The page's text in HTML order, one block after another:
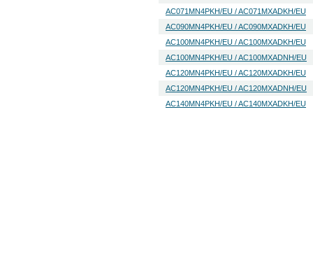
AC071MN4PKH/EU / AC071MXADKH/EU
AC090MN4PKH/EU / AC090MXADKH/EU
AC100MN4PKH/EU / AC100MXADKH/EU
AC100MN4PKH/EU / AC100MXADNH/EU
AC120MN4PKH/EU / AC120MXADKH/EU
AC120MN4PKH/EU / AC120MXADNH/EU
AC140MN4PKH/EU / AC140MXADKH/EU